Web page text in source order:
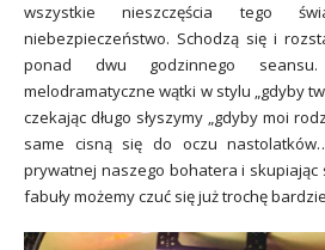
wszystkie nieszczęścia tego
niebezpieczeństwo. Schodzą się i
ponad dwu godzinnego
melodramatyczne wątki w stylu „gdyby
czekając długo słyszymy „gdyby moi
same cisną się do oczu
prywatnej naszego bohatera i skupiając
fabuły możemy czuć się już trochę